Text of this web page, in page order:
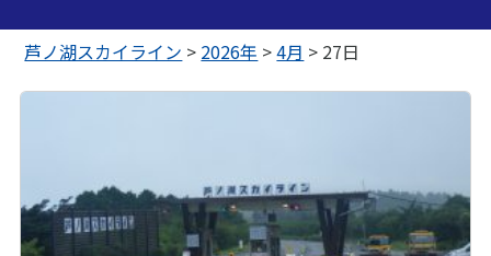
芦ノ湖スカイライン > 2026年 >4月 > 27日